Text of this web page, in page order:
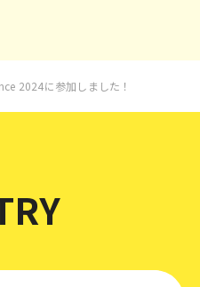
2024に参加しました！